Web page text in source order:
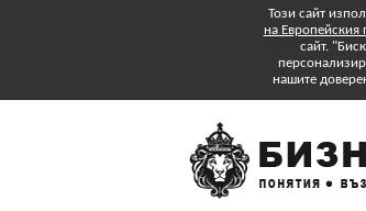
Този сайт
на Европейския
сайт.
нашите